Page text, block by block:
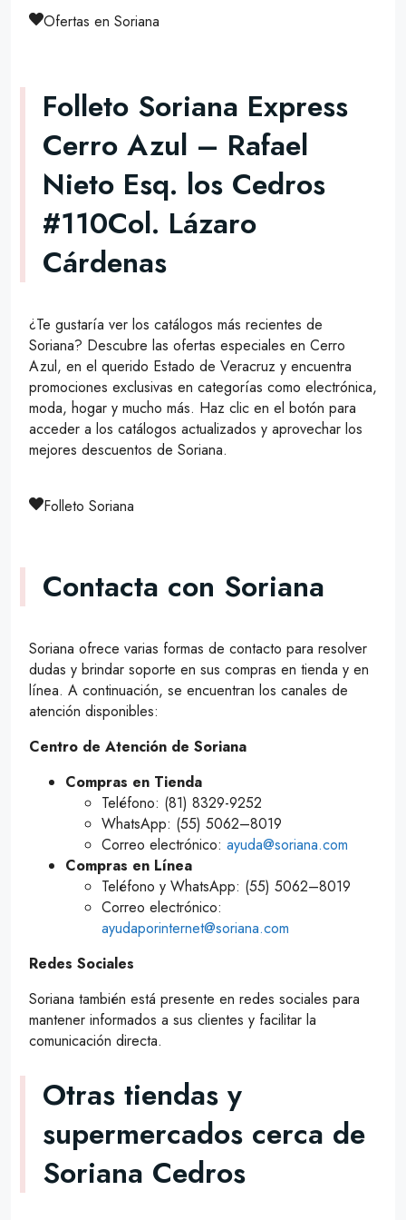
Ofertas en Soriana
Folleto Soriana Express
Cerro Azul – Rafael
Nieto Esq. los Cedros
#110Col. Lázaro
Cárdenas
¿Te gustaría ver los catálogos más recientes de
Soriana? Descubre las ofertas especiales en Cerro
Azul, en el querido Estado de Veracruz y encuentra
promociones exclusivas en categorías como electrónica,
moda, hogar y mucho más. Haz clic en el botón para
acceder a los catálogos actualizados y aprovechar los
mejores descuentos de Soriana.
Folleto Soriana
Contacta con Soriana
Soriana ofrece varias formas de contacto para resolver
dudas y brindar soporte en sus compras en tienda y en
línea. A continuación, se encuentran los canales de
atención disponibles:
Centro de Atención de Soriana
Compras en Tienda
Teléfono: (81) 8329-9252
WhatsApp: (55) 5062–8019
Correo electrónico: ayuda@soriana.com
Compras en Línea
Teléfono y WhatsApp: (55) 5062–8019
Correo electrónico:
ayudaporinternet@soriana.com
Redes Sociales
Soriana también está presente en redes sociales para
mantener informados a sus clientes y facilitar la
comunicación directa.
Otras tiendas y
supermercados cerca de
Soriana Cedros